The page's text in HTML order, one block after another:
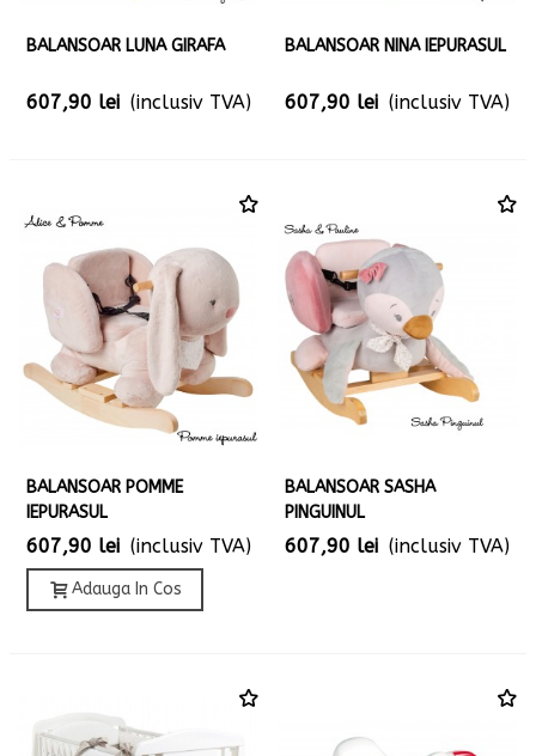
BALANSOAR LUNA GIRAFA
607,90 lei (inclusiv TVA)
BALANSOAR NINA IEPURASUL
607,90 lei (inclusiv TVA)
BALANSOAR POMME
IEPURASUL
607,90 lei (inclusiv TVA)
Adauga In Cos
BALANSOAR SASHA
PINGUINUL
607,90 lei (inclusiv TVA)